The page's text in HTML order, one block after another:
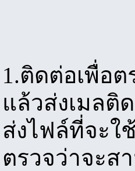
1.ติดต่อเพื่อ
แล้วส่งเมลติ
ส่งไฟล์ที่จะใ
ตรวจว่าจะส